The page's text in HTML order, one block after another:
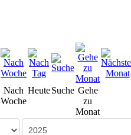
Nach
Woche
HeuteSuche Gehe
zu
Monat